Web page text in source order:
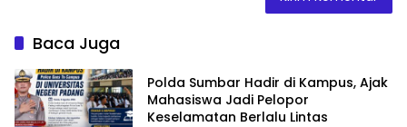
Baca Juga
Polda Sumbar Hadir di Kampus, Ajak
Mahasiswa Jadi Pelopor
Keselamatan Berlalu Lintas